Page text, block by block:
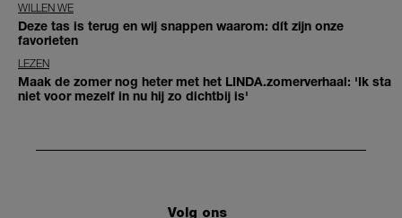
WILLEN WE
Deze tas is terug en wij snappen waarom: dít zijn onze
favorieten
LEZEN
Maak de zomer nog heter met het LINDA.zomerverhaal: 'Ik sta
niet voor mezelf in nu hij zo dichtbij is'
Volg ons